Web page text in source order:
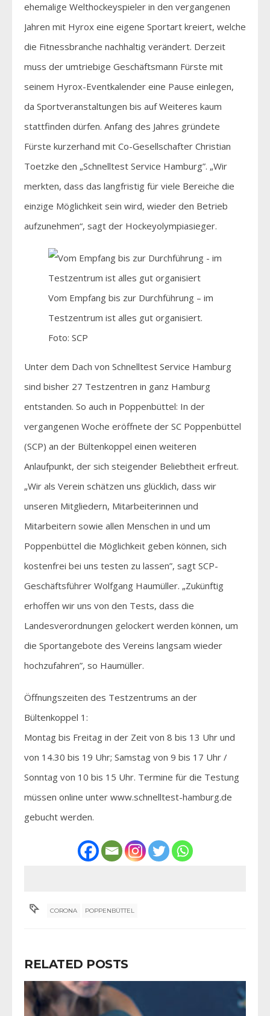
ehemalige Welthockeyspieler in den vergangenen
Jahren mit Hyrox eine eigene Sportart kreiert, welche
die Fitnessbranche nachhaltig verändert. Derzeit
muss der umtriebige Geschäftsmann Fürste mit
seinem Hyrox-Eventkalender eine Pause einlegen,
da Sportveranstaltungen bis auf Weiteres kaum
stattfinden dürfen. Anfang des Jahres gründete
Fürste kurzerhand mit Co-Gesellschafter Christian
Toetzke den „Schnelltest Service Hamburg”. „Wir
merkten, dass das langfristig für viele Bereiche die
einzige Möglichkeit sein wird, wieder den Betrieb
aufzunehmen“, sagt der Hockeyolympiasieger.
Vom Empfang bis zur Durchführung – im
Testzentrum ist alles gut organisiert.
Foto: SCP
Unter dem Dach von Schnelltest Service Hamburg
sind bisher 27 Testzentren in ganz Hamburg
entstanden. So auch in Poppenbüttel: In der
vergangenen Woche eröffnete der SC Poppenbüttel
(SCP) an der Bültenkoppel einen weiteren
Anlaufpunkt, der sich steigender Beliebtheit erfreut.
„Wir als Verein schätzen uns glücklich, dass wir
unseren Mitgliedern, Mitarbeiterinnen und
Mitarbeitern sowie allen Menschen in und um
Poppenbüttel die Möglichkeit geben können, sich
kostenfrei bei uns testen zu lassen”, sagt SCP-
Geschäftsführer Wolfgang Haumüller. „Zukünftig
erhoffen wir uns von den Tests, dass die
Landesverordnungen gelockert werden können, um
die Sportangebote des Vereins langsam wieder
hochzufahren”, so Haumüller.
Öffnungszeiten des Testzentrums an der
Bültenkoppel 1:
Montag bis Freitag in der Zeit von 8 bis 13 Uhr und
von 14.30 bis 19 Uhr; Samstag von 9 bis 17 Uhr /
Sonntag von 10 bis 15 Uhr. Termine für die Testung
müssen online unter www.schnelltest-hamburg.de
gebucht werden.
CORONA POPPENBÜTTEL
RELATED POSTS